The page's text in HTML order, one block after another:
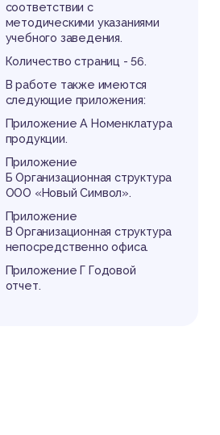
соответствии с
методическими указаниями
учебного заведения.
Количество страниц - 56.
В работе также имеются
следующие приложения:
Приложение А Номенклатура
продукции.
Приложение
Б Организационная структура
ООО «Новый Символ».
Приложение
В Организационная структура
непосредственно офиса.
Приложение Г Годовой
отчет.